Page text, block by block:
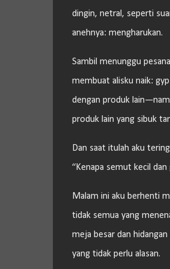
dingin, netral, seperti
anehnya: mengharukan.
Sambil menunggu
membuat alisku naik:
dengan produk
produk lain yang sibuk
Dan saat itulah aku
“Kenapa semut kecil dan
Malam ini aku berhenti
tidak semua yang
meja besar dan
yang tidak perlu alasan.